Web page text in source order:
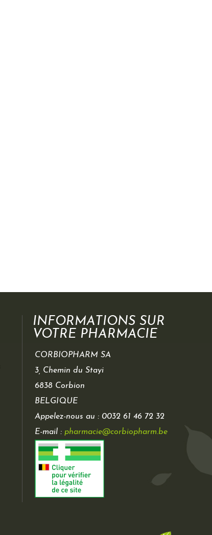
INFORMATIONS SUR
VOTRE PHARMACIE
CORBIOPHARM SA
3, Chemin du Stayi
6838 Corbion
BELGIQUE
Appelez-nous au : 0032 61 46 72 32
E-mail : pharmacie@corbiopharm.be